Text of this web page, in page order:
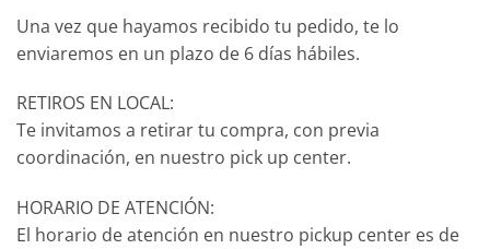
Una vez que hayamos recibido tu pedido, te lo
enviaremos en un plazo de 6 días hábiles.
RETIROS EN LOCAL:
Te invitamos a retirar tu compra, con previa
coordinación, en nuestro pick up center.
HORARIO DE ATENCIÓN:
El horario de atención en nuestro pickup center es de